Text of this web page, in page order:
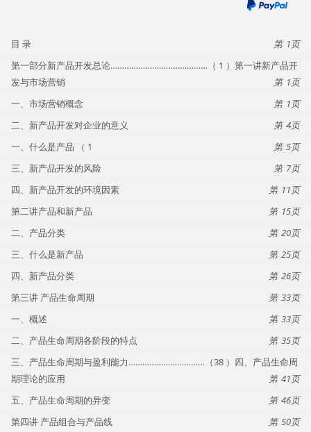
目 录
1
第一部分新产品开发总论……………………………………（ 1 ）第一讲新产品开
发与市场营销
1
一、市场营销概念
1
二、新产品开发对企业的意义
4
一、什么是产品 （ 1
5
三、新产品开发的风险
7
四、新产品开发的环境因素
11
第二讲产品和新产品
15
二、产品分类
20
三、什么是新产品
25
四、新产品分类
26
第三讲 产品生命周期
33
一、概述
33
二、产品生命周期各阶段的特点
35
三、产品生命周期与盈利能力……………………………（38 ）四、产品生命周
期理论的应用
41
五、产品生命周期的异变
46
第四讲 产品组合与产品线
50